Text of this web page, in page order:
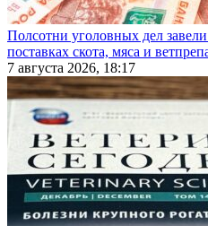
Полсотни уголовных дел
поставках скота, мяса и
7 августа 2026, 18:17